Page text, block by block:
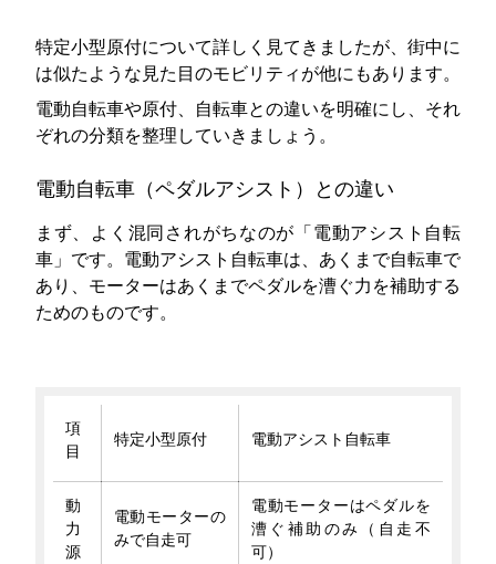
特定小型原付について詳しく見てきましたが、街中に
は似たような見た目のモビリティが他にもあります。
電動自転車や原付、自転車との違いを明確にし、それ
ぞれの分類を整理していきましょう。
電動自転車（ペダルアシスト）との違い
まず、よく混同されがちなのが「電動アシスト自転
車」です。電動アシスト自転車は、あくまで自転車で
あり、モーターはあくまでペダルを漕ぐ力を補助する
ためのものです。
項
目
特定小型原付 電動アシスト自転車
動
力
源
電動モーターの
みで自走可
電動モーターはペダルを
漕ぐ補助のみ（自走不
可）